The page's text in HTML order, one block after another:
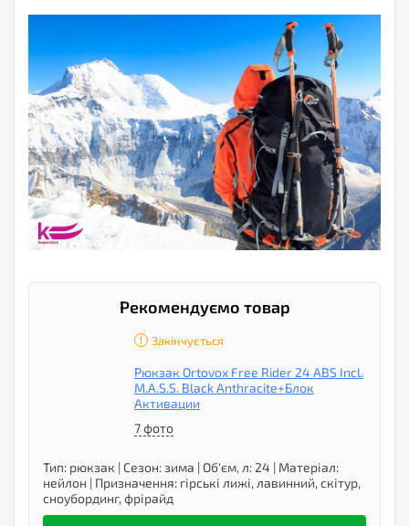
Рекомендуємо товар
7 фото
Рюкзак Ortovox Free Rider 24 ABS Incl.
M.A.S.S. Black Anthracite+Блок
Активации
Закінчується
Тип: рюкзак | Сезон:зима | Об'єм, л: 24 | Матеріал:
нейлон | Призначення: гірські лижі, лавинний, скітур,
сноубординг, фрірайд